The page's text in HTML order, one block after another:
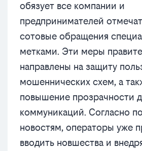
обязует все компании и
предпринимателей
сотовые обращения
метками. Эти меры
направлены на защиту
мошеннических схем, а
повышение прозрачности
коммуникаций. Согласно
новостям, операторы уже
вводить новшества и